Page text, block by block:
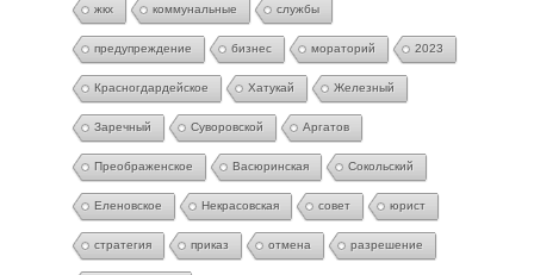
жкх коммунальные службы
предупреждение бизнес мораторий 2023
Красногдардейское Хатукай Железный
Заречный Суворовской Аргатов
Преображенское Васюринская Сокольский
Еленовское Некрасовская совет юрист
стратегия приказ отмена разрешение